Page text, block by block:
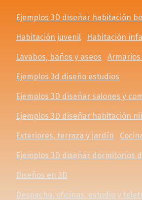
Ejemplos 3D diseñar habitación
Habitación juvenil Habitación
Lavabos, baños y aseos
Ejemplos 3d diseño estudios
Ejemplos 3D diseñar salones y
Ejemplos 3D diseñar habitación
Exteriores, terraza y jardín
Ejemplos 3D diseñar dormitorios
Diseños en 3D
Despacho, oficinas, estudio y